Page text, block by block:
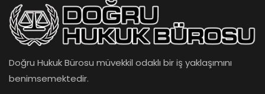
Doğru Hukuk Bürosu müvekkil odaklı bir iş yaklaşımını
benimsemektedir.